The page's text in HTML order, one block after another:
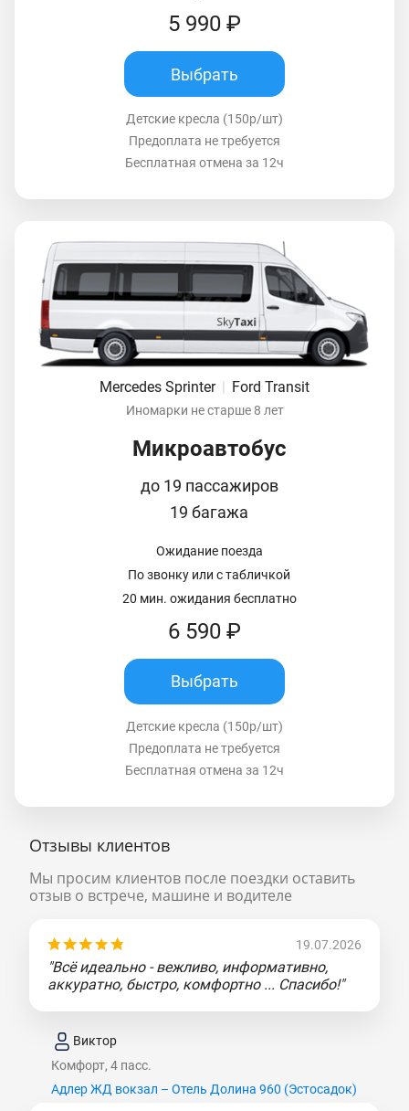
5 990 ₽
Выбрать
Детские кресла (150р/шт)
Предоплата не требуется
Бесплатная отмена за 12ч
Mercedes Sprinter | Ford Transit
Иномарки не старше 8 лет
Микроавтобус
до 19 пассажиров
19 багажа
Ожидание поезда
По звонку или с табличкой
20 мин. ожидания бесплатно
6 590 ₽
Выбрать
Детские кресла (150р/шт)
Предоплата не требуется
Бесплатная отмена за 12ч
Отзывы клиентов
Мы просим клиентов после поездки оставить
отзыв о встрече, машине и водителе
19.07.2026
"Всё идеально - вежливо, информативно,
аккуратно, быстро, комфортно ... Спасибо!"
Виктор
Комфорт, 4 пасс.
Адлер ЖД вокзал – Отель Долина 960 (Эcтocaдoк)